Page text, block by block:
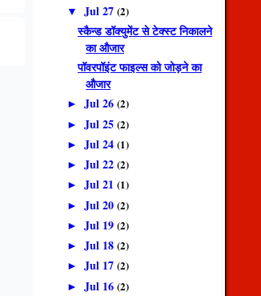
▼Jul 27(2)
स्कैन्ड डॉक्युमेंट से टेक्स्ट निकालने
का औजार
पॉवरपॉइंट फाइल्स को जोड़ने का
औजार
►Jul 26(2)
►Jul 25(2)
►Jul 24(1)
►Jul 22(2)
►Jul 21(1)
►Jul 20(2)
►Jul 19(2)
►Jul 18(2)
►Jul 17(2)
►Jul 16(2)